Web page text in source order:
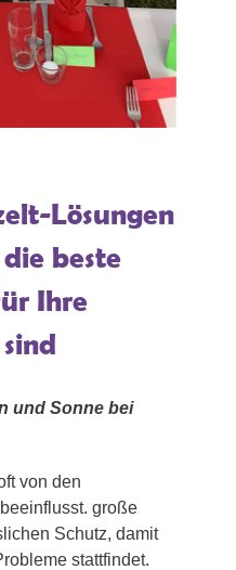
Lösungen
beste
Ihre
und Sonne bei
von den
große
Schutz, damit
stattfindet.